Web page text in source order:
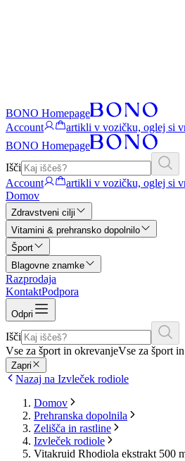
BONO Homepage
Account
artikli v vozičku, oglej si
BONO Homepage
Išči
Account
artikli v vozičku, oglej si
Domov
Zdravstveni cilji
Vitamini & prehransko dopolnilo
Šport
Blagovne znamke
Razprodaja
KontaktPodpora
Odpri
Išči
Vse za šport in okrevanjeVse za šport
Zapri
Nazaj na Izvleček rodiole
Domov
Prehranska dopolnila
Zelišča in rastline
Izvleček rodiole
Vitakruid Rhodiola ekstrakt 500